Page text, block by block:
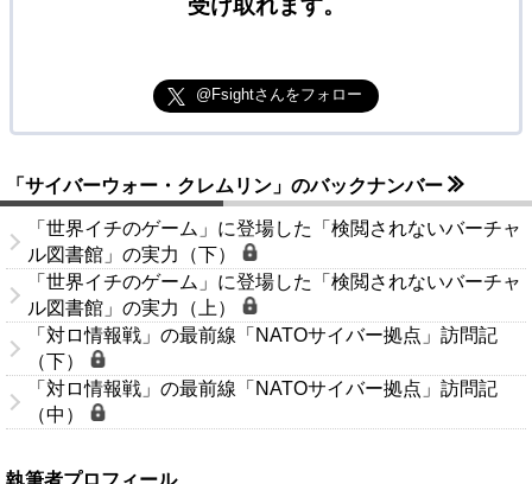
受け取れます。
@Fsightさんをフォロー
「サイバーウォー・クレムリン」のバックナンバー
「世界イチのゲーム」に登場した「検閲されないバーチャ
ル図書館」の実力（下）
「世界イチのゲーム」に登場した「検閲されないバーチャ
ル図書館」の実力（上）
「対ロ情報戦」の最前線「NATOサイバー拠点」訪問記
（下）
「対ロ情報戦」の最前線「NATOサイバー拠点」訪問記
（中）